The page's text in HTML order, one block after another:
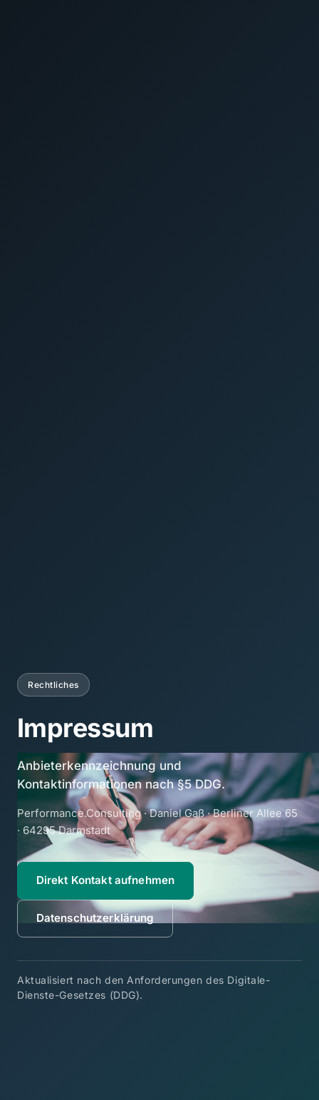
Rechtliches
Impressum
Anbieterkennzeichnung und
Kontaktinformationen nach §5 DDG.
Performance.Consulting · Daniel Gaß · Berliner Allee 65
· 64295 Darmstadt
Direkt Kontakt aufnehmen
Datenschutzerklärung
Aktualisiert nach den Anforderungen des Digitale-
Dienste-Gesetzes (DDG).